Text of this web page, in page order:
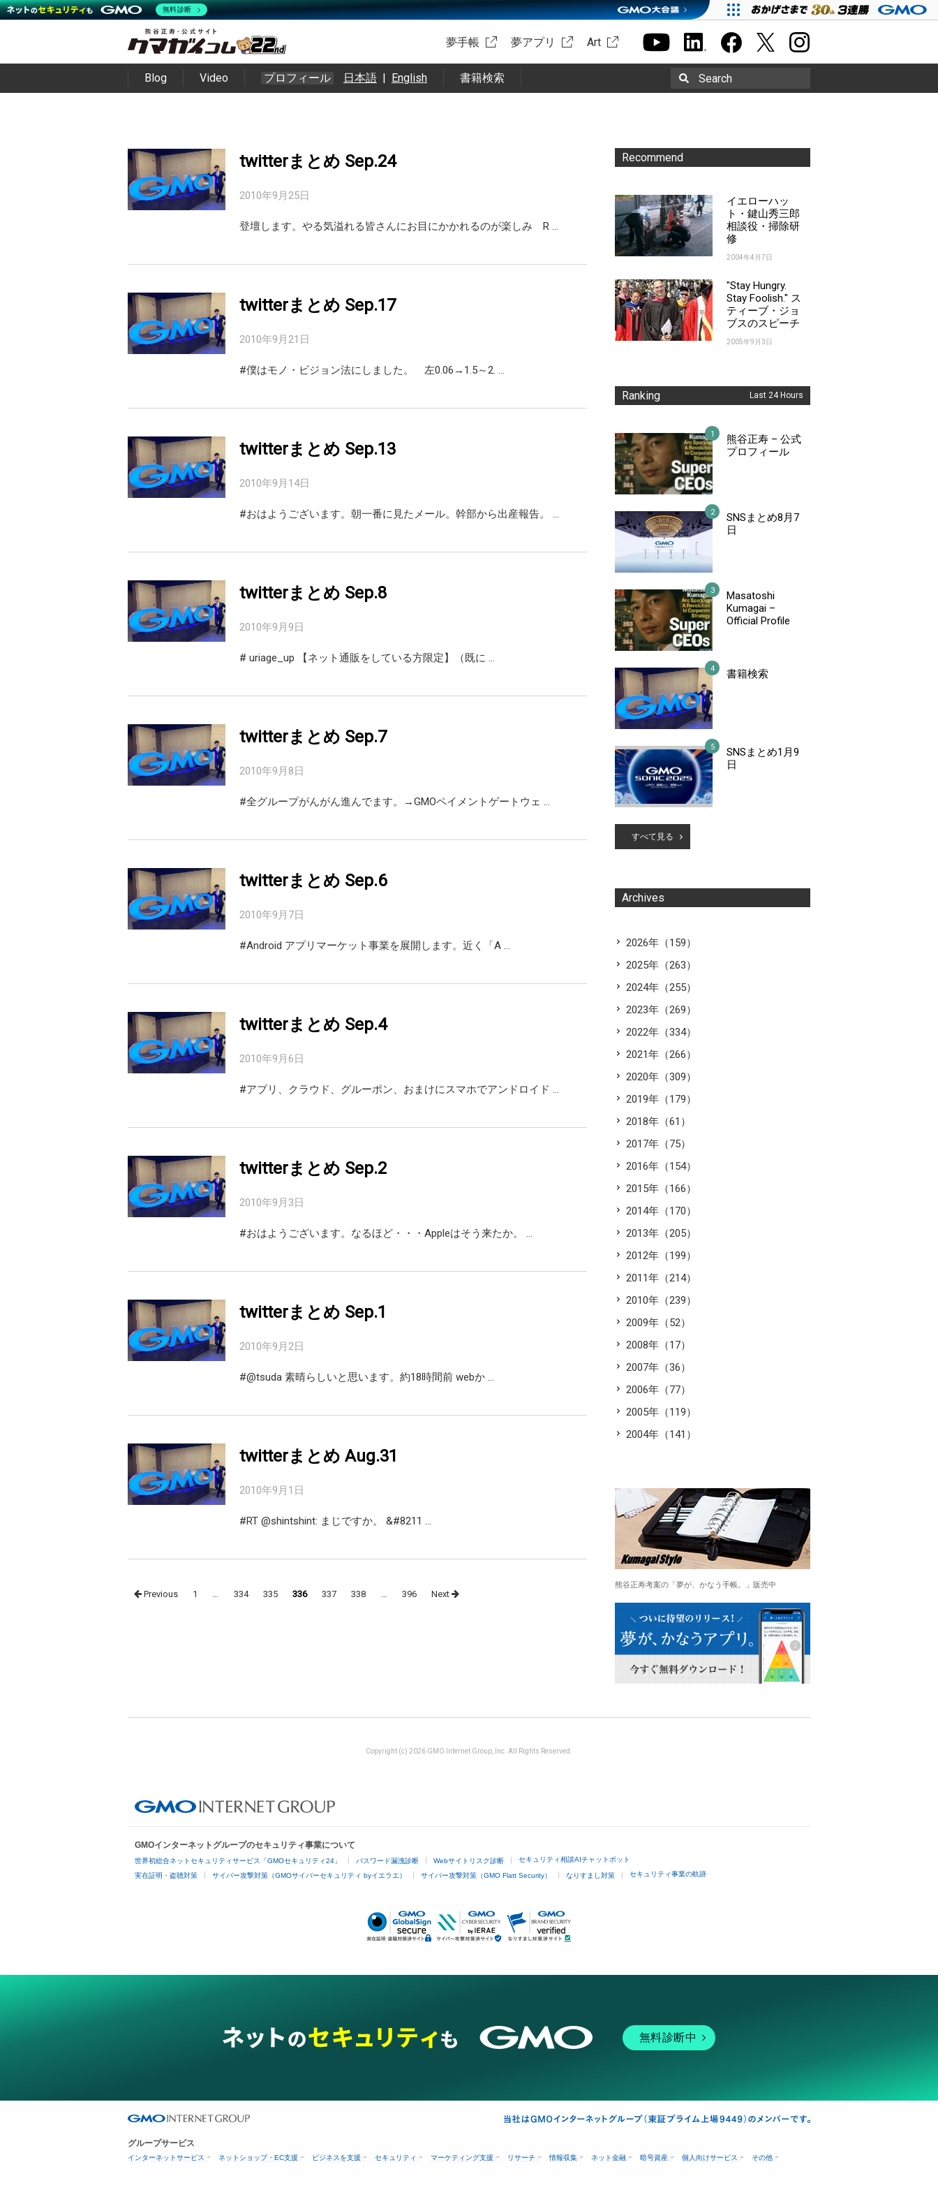
夢手帳 夢アプリ Art
Blog Video プロフィール 日本語 | English 書籍検索 Search
twitterまとめ Sep.24
2010年9月25日
登壇します。やる気溢れる皆さんにお目にかかれるのが楽しみ R …
twitterまとめ Sep.17
2010年9月21日
#僕はモノ・ビジョン法にしました。 左0.06→1.5～2. …
twitterまとめ Sep.13
2010年9月14日
#おはようございます。朝一番に見たメール。幹部から出産報告。 …
twitterまとめ Sep.8
2010年9月9日
# uriage_up 【ネット通販をしている方限定】（既に …
twitterまとめ Sep.7
2010年9月8日
#全グループがんがん進んでます。→GMOペイメントゲートウェ …
twitterまとめ Sep.6
2010年9月7日
#Android アプリマーケット事業を展開します。近く「A …
twitterまとめ Sep.4
2010年9月6日
#アプリ、クラウド、グルーポン、おまけにスマホでアンドロイド …
twitterまとめ Sep.2
2010年9月3日
#おはようございます。なるほど・・・Appleはそう来たか。 …
twitterまとめ Sep.1
2010年9月2日
#@tsuda 素晴らしいと思います。約18時間前 webか …
twitterまとめ Aug.31
2010年9月1日
#RT @shintshint: まじですか。 &#8211 …
PostsPrevious 1 … 334 335 336 337 338 … 396 Next
Recommend
イエローハッ
ト・鍵山秀三郎
相談役・掃除研
修
2004年4月7日
"Stay Hungry.
Stay Foolish." ス
ティーブ・ジョ
ブスのスピーチ
2005年9月3日
Ranking Last 24 Hours
熊谷正寿 – 公式
プロフィール
SNSまとめ8月7
日
Masatoshi
Kumagai –
Official Profile
書籍検索
SNSまとめ1月9
日
すべて見る
Archives
2026年（159）
2025年（263）
2024年（255）
2023年（269）
2022年（334）
2021年（266）
2020年（309）
2019年（179）
2018年（61）
2017年（75）
2016年（154）
2015年（166）
2014年（170）
2013年（205）
2012年（199）
2011年（214）
2010年（239）
2009年（52）
2008年（17）
2007年（36）
2006年（77）
2005年（119）
2004年（141）
熊谷正寿考案の「夢が、かなう手帳。」販売中
Copyright (c) 2026 GMO Internet Group, Inc. All Rights Reserved.
GMOインターネットグループのセキュリティ事業について
世界初総合ネットセキュリティサービス「GMOセキュリティ24」 パスワード漏洩診断 Webサイトリスク診断 セキュリティ相談AIチャットボット
実在証明・盗聴対策 サイバー攻撃対策（GMOサイバーセキュリティ byイエラエ） サイバー攻撃対策（GMO Flatt Security） なりすまし対策 セキュリティ事業の軌跡
無料診断中
グループサービス
インターネットサービス ネットショップ・EC支援 ビジネスを支援 セキュリティ マーケティング支援 リサーチ 情報収集 ネット金融 暗号資産 個人向けサービス その他
無料診断